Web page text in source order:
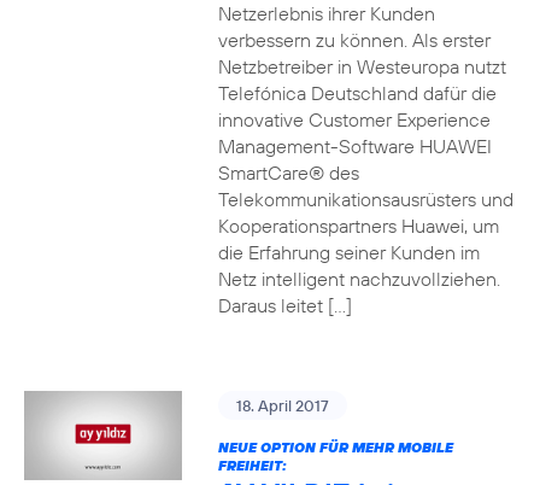
Netzerlebnis ihrer Kunden
verbessern zu können. Als erster
Netzbetreiber in Westeuropa nutzt
Telefónica Deutschland dafür die
innovative Customer Experience
Management-Software HUAWEI
SmartCare® des
Telekommunikationsausrüsters und
Kooperationspartners Huawei, um
die Erfahrung seiner Kunden im
Netz intelligent nachzuvollziehen.
Daraus leitet […]
18. April 2017
NEUE OPTION FÜR MEHR MOBILE
FREIHEIT: